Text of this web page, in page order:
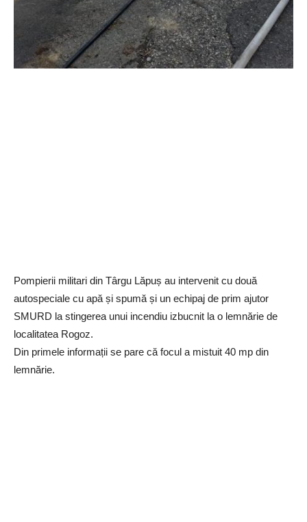
Pompierii militari din Târgu Lăpuș au intervenit cu două
autospeciale cu apă și spumă și un echipaj de prim ajutor
SMURD la stingerea unui incendiu izbucnit la o lemnărie de
localitatea Rogoz.
Din primele informații se pare că focul a mistuit 40 mp din
lemnărie.